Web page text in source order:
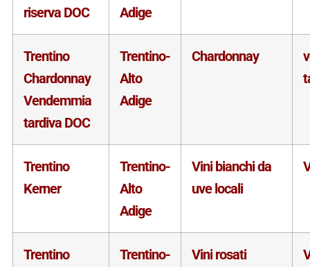
riserva DOC
Adige
Trentino
Chardonnay
Vendemmia
tardiva DOC
Trentino-
Alto
Adige
Chardonnay
Trentino
Kerner
Trentino-
Alto
Adige
Vini bianchi da
uve locali
Trentino
Trentino-
Vini rosati